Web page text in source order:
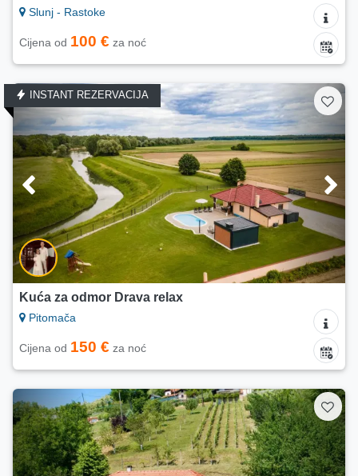
Slunj - Rastoke
Cijena od 100 € za noć
INSTANT REZERVACIJA
Kuća za odmor Drava relax
Pitomača
Cijena od 150 € za noć